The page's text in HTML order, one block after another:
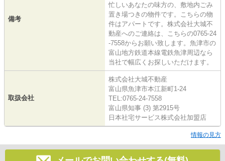
備考
忙しいあなたの味方の、敷地内ごみ
置き場つきの物件です。こちらの物
件はアパートです。株式会社大城不
動産へのご連絡は、こちらの0765-24
-7558からお願い致します。魚津市の
富山地方鉄道本線電鉄魚津周辺なら
当社で幅広くお探しいただけます。
取扱会社
株式会社大城不動産
富山県魚津市本江新町1-24
TEL:0765-24-7558
富山県知事 (3) 第2915号
日本社宅サービス株式会社加盟店
情報の見方